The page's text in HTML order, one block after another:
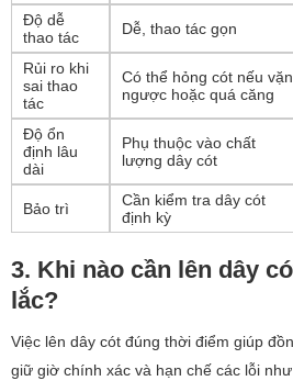
Độ dễ
thao tác
Dễ, thao tác gọn
Rủi ro khi
sai thao
tác
Có thể hỏng cót nếu vặn
ngược hoặc quá căng
Độ ổn
định lâu
dài
Phụ thuộc vào chất
lượng dây cót
Bảo trì
Cần kiểm tra dây cót
định kỳ
3. Khi nào cần lên dây
lắc?
Việc lên dây cót đúng thời điểm giúp
giữ giờ chính xác và hạn chế các lỗi